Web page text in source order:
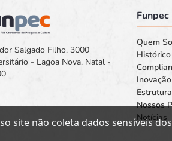
Salgado Filho, 3000
- Lagoa Nova, Natal -
Funpec
Quem
Histórico
Inovação
Estrutura
Nossos
Notícias
site não coleta dados sensíveis